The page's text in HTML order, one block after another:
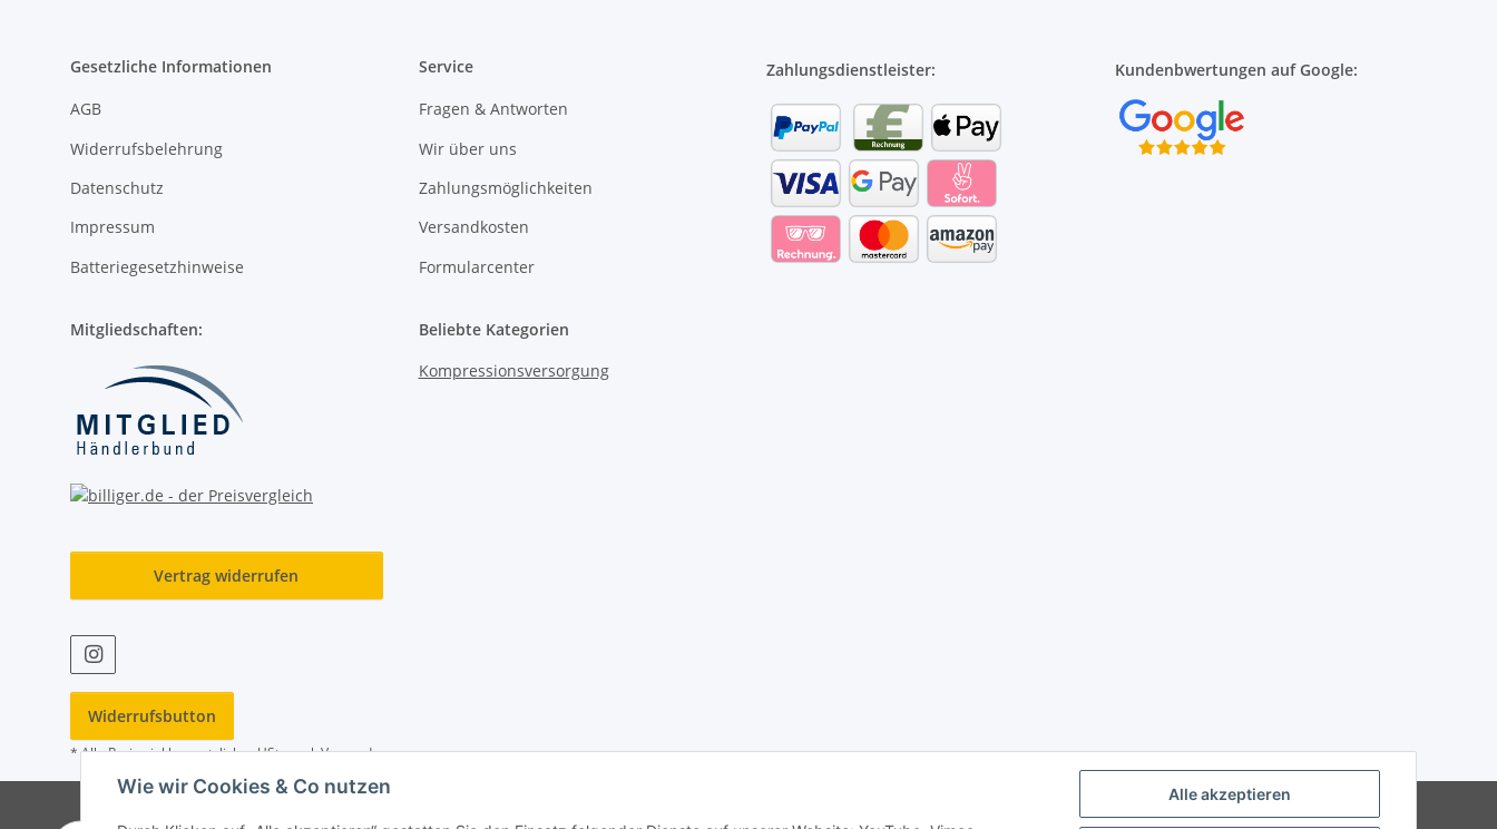
Alle akzeptieren
Wie wir Cookies & Co nutzen
Gesetzliche Informationen
AGB
Widerrufsbelehrung
Datenschutz
Impressum
Batteriegesetzhinweise
Service
Fragen & Antworten
Wir über uns
Zahlungsmöglichkeiten
Versandkosten
Formularcenter
Zahlungsdienstleister: Kundenbwertungen auf Google:
Mitgliedschaften:
Beliebte Kategorien
Kompressionsversorgung
Vertrag widerrufen
Widerrufsbutton
* Alle Preise inkl. gesetzlicher USt., zzgl.Versand